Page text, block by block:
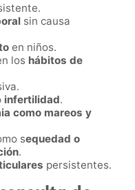
sin causa
en niños.
los hábitos de
infertilidad.
como mareos y
sequedad o
.
persistentes.